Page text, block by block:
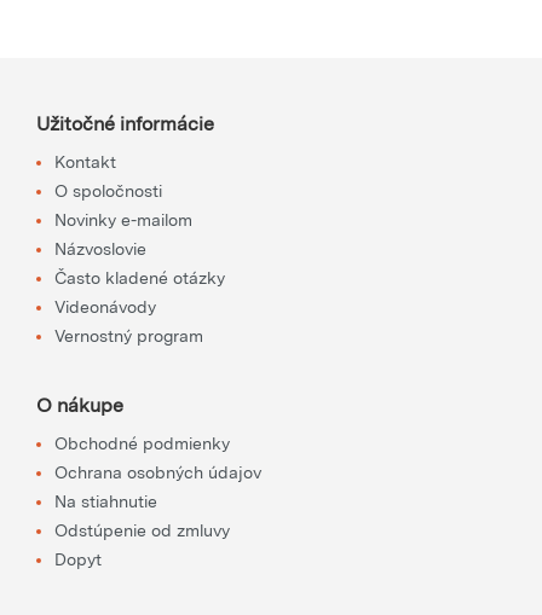
Užitočné informácie
Kontakt
O spoločnosti
Novinky e-mailom
Názvoslovie
Často kladené otázky
Videonávody
Vernostný program
O nákupe
Obchodné podmienky
Ochrana osobných údajov
Na stiahnutie
Odstúpenie od zmluvy
Dopyt